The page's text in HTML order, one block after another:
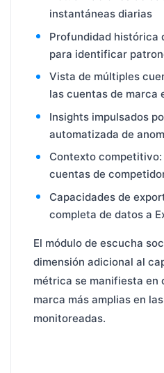
instantáneas diarias
Profundidad histórica
para identificar
Vista de múltiples
las cuentas de marca
Insights impulsados
automatizada de
Contexto
cuentas de
Capacidades de
completa de datos a
El módulo de escucha
dimensión adicional al
métrica se manifiesta en
marca más amplias en
monitoreadas.